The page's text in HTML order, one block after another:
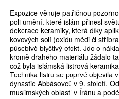
Expozice věnuje patřičnou
poli umění, které islám přinesl
dekorace keramiky, která díky
kovových solí (oxidu mědi či
působivě blyštivý efekt. Jde o
kromě drahého materiálu žádalo
což byla islámská listrová
Technika listru se poprvé objevila
dynastie Abbásovců v 9. století.
muslimských oblastí v Íránu a